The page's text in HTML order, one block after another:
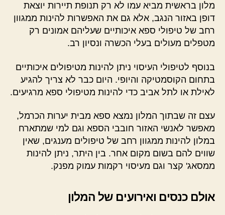
מלון בראשית מביא עמו לא רק תנופת תיירות יוצאת
דופן באזור הנגב, אלא גם את האפשרות להינות ממגוון
רחב של טיפולי ספא איכותיים שעליהם אמונים רק
מטפלים מעולים בעלי הכשרה ונסיון רב.
בנוסף לטיפולי העיסוי ניתן להינות מטיפולים איכותיים
בתחום הקוסמטיקה והיופי. היום כבר לא צריך להגיע
לאילת או לתל אביב כדי להינות מטיפולי ספא מרגיעים.
עצם זה שבתוך המלון נמצא ספא מבית יערות הכרמל,
מאפשר לאנשי האזור חובבי הספא וגם למי שמתארח
במלון להינות ממגוון רחב של טיפולים מענגים, שאין
שווים להם בשום מקום אחר. בין היתר, ניתן להינות
ממסאג' קצר וגם מעיסוי רקמות עמוק מפנק.
אולם כנסים ואירועים של המלון